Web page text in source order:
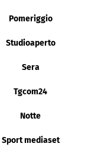
Pomeriggio
Studioaperto
Sera
Tgcom24
Notte
Sport mediaset